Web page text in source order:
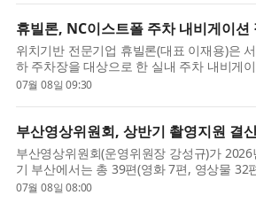
휴빌론, NC이스트폴 주차 내비게이션
위치기반 전문기업 휴빌론(대표 이재용)은
하 주차장을 대상으로 한 실내 주차 내비게
고, 시범운영을 거쳐 7월 8일부터 ...
07월 08일 09:30
부산영상위원회, 상반기 촬영지원 결
부산영상위원회(운영위원장 강성규)가
기 부산에서는 총 39편(영화 7편, 영상물
79일, 영상물 77일)을 기록했다. ...
07월 08일 08:00